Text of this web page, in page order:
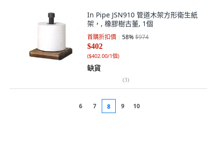
In Pipe JSN910 管道木架方形衛生紙
架，, 橡膠樹古董, 1個
首購折扣價 58%$974
$402
($402.00/1個)
缺貨
(3)
6 7 8 9 10